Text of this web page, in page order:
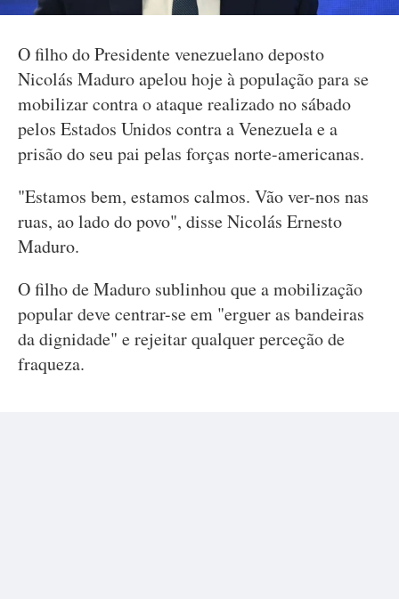
O filho do Presidente venezuelano deposto
Nicolás Maduro apelou hoje à população para se
mobilizar contra o ataque realizado no sábado
pelos Estados Unidos contra a Venezuela e a
prisão do seu pai pelas forças norte-americanas.
"Estamos bem, estamos calmos. Vão ver-nos nas
ruas, ao lado do povo", disse Nicolás Ernesto
Maduro.
O filho de Maduro sublinhou que a mobilização
popular deve centrar-se em "erguer as bandeiras
da dignidade" e rejeitar qualquer perceção de
fraqueza.